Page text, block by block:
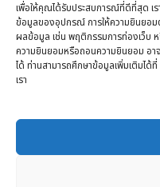
เพื่อให้คุณได้รับประสบการณ์ที่ดีที่สุด เร
ข้อมูลของอุปกรณ์ การให้ความยินยอมต่
ผลข้อมูล เช่น พฤติกรรมการท่องเว็บ
ความยินยอมหรือถอนความยินยอม อา
ได้ ท่านสามารถศึกษาข้อมูลเพิ่มเติมได้ที่
เรา